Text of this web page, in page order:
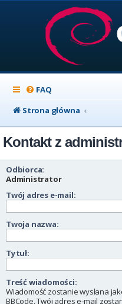
FAQ
Strona główna
Kontakt z
Odbiorca:
Administrator
Twój adres e-mail:
Twoja nazwa:
Tytuł:
Treść wiadomości:
Wiadomość zostanie wysłana
BBCode. Twój adres e-mail